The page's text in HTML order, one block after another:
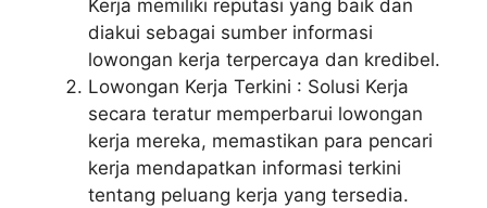
Kerja memiliki reputasi yang baik dan
diakui sebagai sumber informasi
lowongan kerja terpercaya dan kredibel.
Lowongan Kerja Terkini : Solusi Kerja
secara teratur memperbarui lowongan
kerja mereka, memastikan para pencari
kerja mendapatkan informasi terkini
tentang peluang kerja yang tersedia.